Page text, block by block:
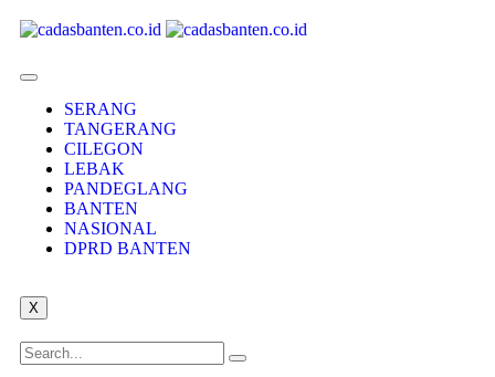
SERANG
TANGERANG
CILEGON
LEBAK
PANDEGLANG
BANTEN
NASIONAL
DPRD BANTEN
X